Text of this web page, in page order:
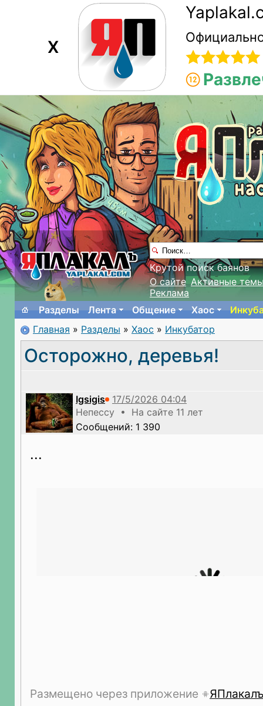
X
Крутой поиск баянов
О сайте Активные
Реклама
Разделы
Лента Общение Хаос
Главная » Разделы » Хаос » Инкубатор
Осторожно, деревья!
Igsigis
Непессу • На сайте 11 лет
Сообщений: 1 390
...
Размещено через приложение